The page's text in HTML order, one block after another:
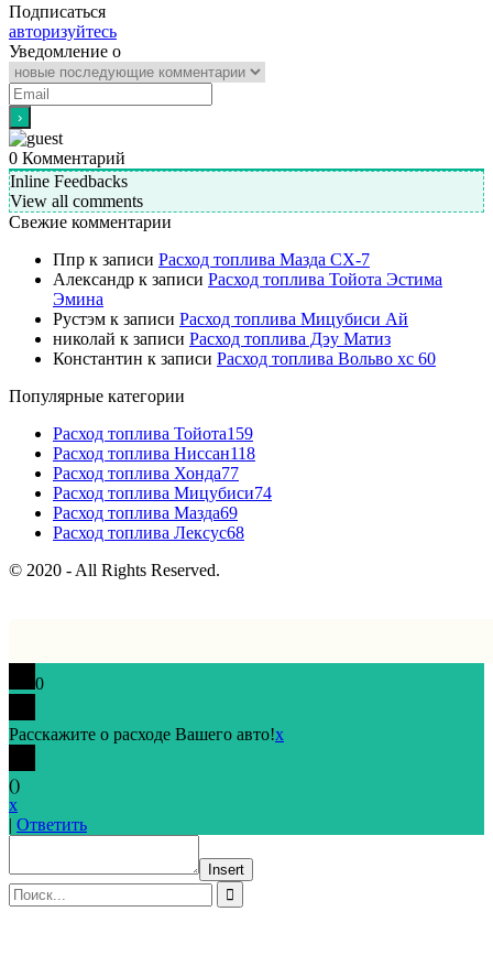
Подписаться
авторизуйтесь
Уведомление о
0 Комментарий
Inline Feedbacks
View all comments
Свежие комментарии
Ппр к записи Расход топлива Мазда СХ-7
Александр к записи Расход топлива Тойота Эстима
Эмина
Рустэм к записи Расход топлива Мицубиси Ай
николай к записи Расход топлива Дэу Матиз
Константин к записи Расход топлива Вольво хс 60
Популярные категории
Расход топлива Тойота159
Расход топлива Ниссан118
Расход топлива Хонда77
Расход топлива Мицубиси74
Расход топлива Мазда69
Расход топлива Лексус68
© 2020 - All Rights Reserved.
0
Расскажите о расходе Вашего авто!x
()
x
| Ответить
Insert